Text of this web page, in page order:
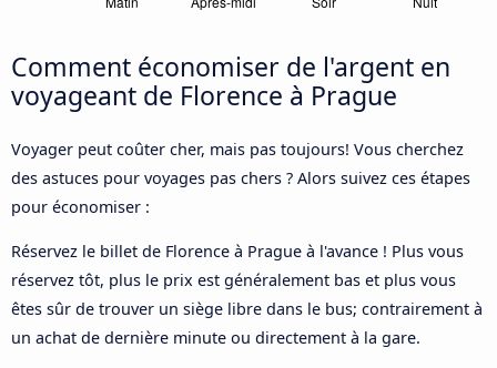
Comment économiser de l'argent en
voyageant de Florence à Prague
Voyager peut coûter cher, mais pas toujours! Vous cherchez
des astuces pour voyages pas chers ? Alors suivez ces étapes
pour économiser :
Réservez le billet de Florence à Prague à l'avance ! Plus vous
réservez tôt, plus le prix est généralement bas et plus vous
êtes sûr de trouver un siège libre dans le bus; contrairement à
un achat de dernière minute ou directement à la gare.